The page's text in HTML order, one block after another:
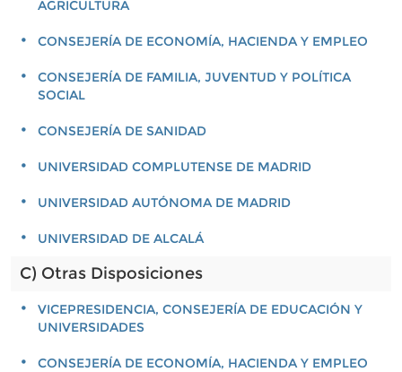
AGRICULTURA
CONSEJERÍA DE ECONOMÍA, HACIENDA Y EMPLEO
CONSEJERÍA DE FAMILIA, JUVENTUD Y POLÍTICA
SOCIAL
CONSEJERÍA DE SANIDAD
UNIVERSIDAD COMPLUTENSE DE MADRID
UNIVERSIDAD AUTÓNOMA DE MADRID
UNIVERSIDAD DE ALCALÁ
C) Otras Disposiciones
VICEPRESIDENCIA, CONSEJERÍA DE EDUCACIÓN Y
UNIVERSIDADES
CONSEJERÍA DE ECONOMÍA, HACIENDA Y EMPLEO